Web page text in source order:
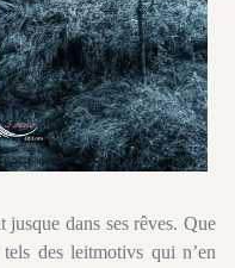
dans ses rêves. Que
des leitmotivs qui n’en